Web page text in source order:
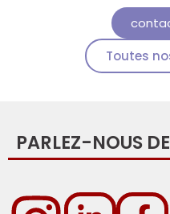
Toutes
PARLEZ-NOUS